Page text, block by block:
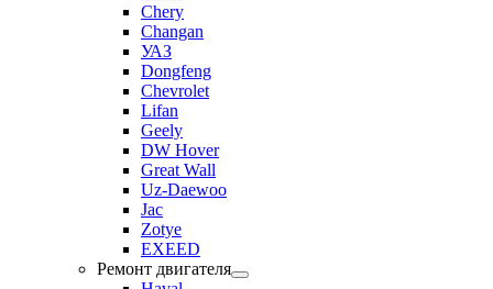
Chery
Changan
УАЗ
Dongfeng
Chevrolet
Lifan
Geely
DW Hover
Great Wall
Uz-Daewoo
Jac
Zotye
EXEED
Ремонт двигателя